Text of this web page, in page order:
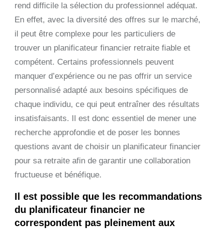
rend difficile la sélection du professionnel adéquat.
En effet, avec la diversité des offres sur le marché,
il peut être complexe pour les particuliers de
trouver un planificateur financier retraite fiable et
compétent. Certains professionnels peuvent
manquer d’expérience ou ne pas offrir un service
personnalisé adapté aux besoins spécifiques de
chaque individu, ce qui peut entraîner des résultats
insatisfaisants. Il est donc essentiel de mener une
recherche approfondie et de poser les bonnes
questions avant de choisir un planificateur financier
pour sa retraite afin de garantir une collaboration
fructueuse et bénéfique.
Il est possible que les recommandations
du planificateur financier ne
correspondent pas pleinement aux